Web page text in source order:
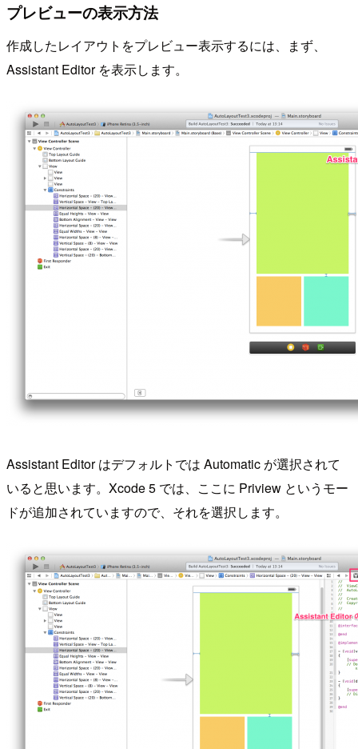
プレビューの表示方法
作成したレイアウトをプレビュー表示するには、まず、
Assistant Editor を表示します。
Assistant Editor はデフォルトでは Automatic が選択されて
いると思います。Xcode 5 では、ここに Priview というモー
ドが追加されていますので、それを選択します。